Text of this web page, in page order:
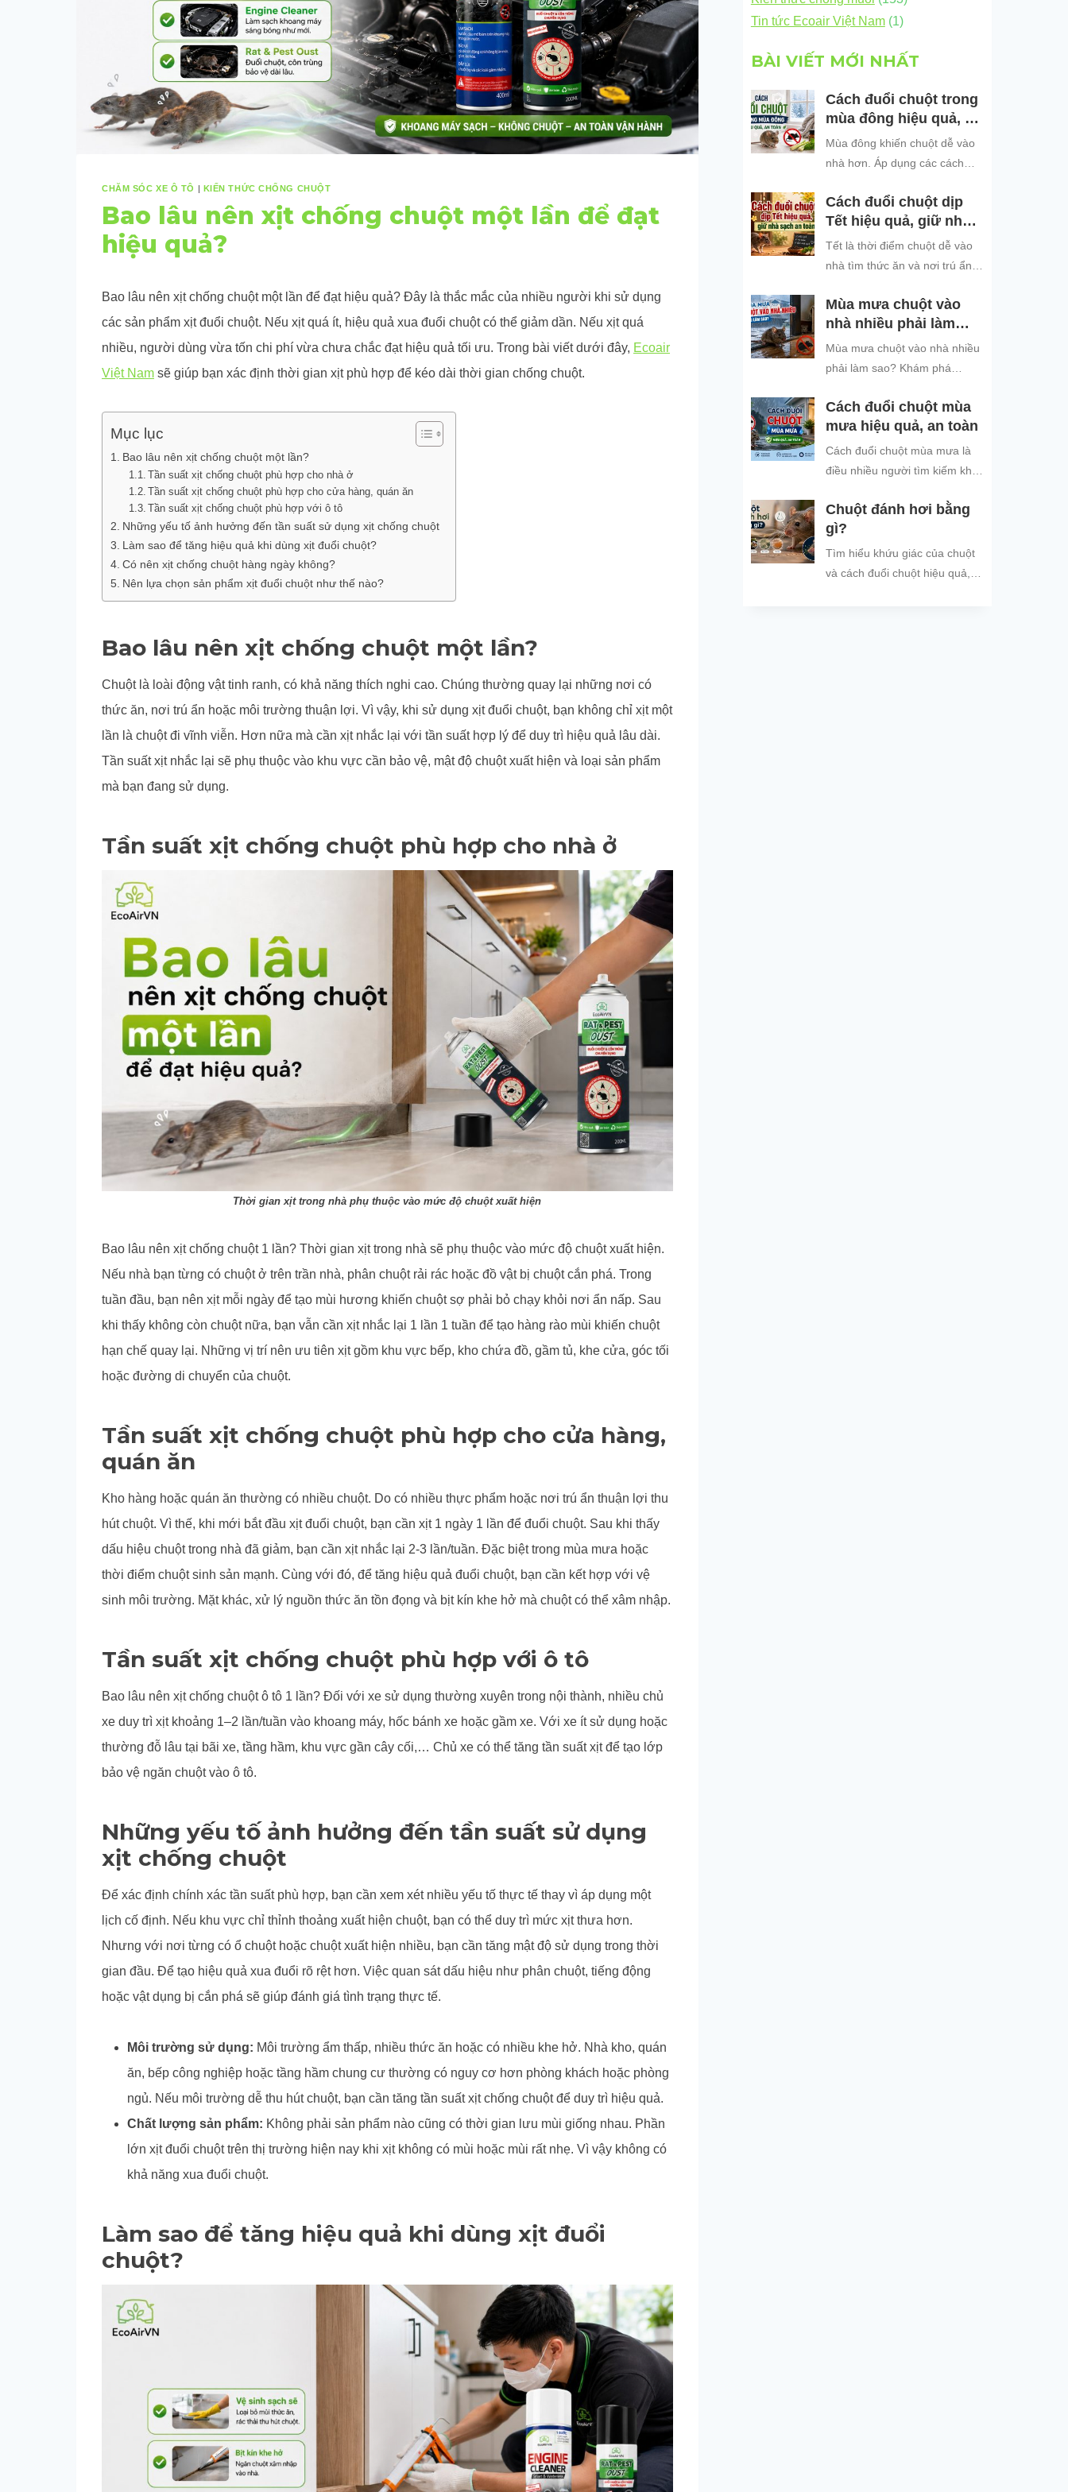
CHĂM SÓC XE Ô TÔ KIẾN THỨC CHỐNG CHUỘT
Bao lâu nên xịt chống chuột một lần để đạt
hiệu quả?
Bao lâu nên xịt chống chuột một lần để đạt hiệu quả? Đây là thắc mắc của nhiều người khi sử dụng
các sản phẩm xịt đuổi chuột. Nếu xịt quá ít, hiệu quả xua đuổi chuột có thể giảm dần. Nếu xịt quá
nhiều, người dùng vừa tốn chi phí vừa chưa chắc đạt hiệu quả tối ưu. Trong bài viết dưới đây, Ecoair
Việt Nam sẽ giúp bạn xác định thời gian xịt phù hợp để kéo dài thời gian chống chuột.
Mục lục
Bao lâu nên xịt chống chuột một lần?
Tần suất xịt chống chuột phù hợp cho nhà ở
Tần suất xịt chống chuột phù hợp cho cửa hàng, quán ăn
Tần suất xịt chống chuột phù hợp với ô tô
Những yếu tố ảnh hưởng đến tần suất sử dụng xịt chống chuột
Làm sao để tăng hiệu quả khi dùng xịt đuổi chuột?
Có nên xịt chống chuột hàng ngày không?
Nên lựa chọn sản phẩm xịt đuổi chuột như thế nào?
Bao lâu nên xịt chống chuột một lần?
Chuột là loài động vật tinh ranh, có khả năng thích nghi cao. Chúng thường quay lại những nơi có
thức ăn, nơi trú ẩn hoặc môi trường thuận lợi. Vì vậy, khi sử dụng xịt đuổi chuột, bạn không chỉ xịt một
lần là chuột đi vĩnh viễn. Hơn nữa mà cần xịt nhắc lại với tần suất hợp lý để duy trì hiệu quả lâu dài.
Tần suất xịt nhắc lại sẽ phụ thuộc vào khu vực cần bảo vệ, mật độ chuột xuất hiện và loại sản phẩm
mà bạn đang sử dụng.
Tần suất xịt chống chuột phù hợp cho nhà ở
Thời gian xịt trong nhà phụ thuộc vào mức độ chuột xuất hiện
Bao lâu nên xịt chống chuột 1 lần? Thời gian xịt trong nhà sẽ phụ thuộc vào mức độ chuột xuất hiện.
Nếu nhà bạn từng có chuột ở trên trần nhà, phân chuột rải rác hoặc đồ vật bị chuột cắn phá. Trong
tuần đầu, bạn nên xịt mỗi ngày để tạo mùi hương khiến chuột sợ phải bỏ chạy khỏi nơi ẩn nấp. Sau
khi thấy không còn chuột nữa, bạn vẫn cần xịt nhắc lại 1 lần 1 tuần để tạo hàng rào mùi khiến chuột
hạn chế quay lại. Những vị trí nên ưu tiên xịt gồm khu vực bếp, kho chứa đồ, gầm tủ, khe cửa, góc tối
hoặc đường di chuyển của chuột.
Tần suất xịt chống chuột phù hợp cho cửa hàng,
quán ăn
Kho hàng hoặc quán ăn thường có nhiều chuột. Do có nhiều thực phẩm hoặc nơi trú ẩn thuận lợi thu
hút chuột. Vì thế, khi mới bắt đầu xịt đuổi chuột, bạn cần xịt 1 ngày 1 lần để đuổi chuột. Sau khi thấy
dấu hiệu chuột trong nhà đã giảm, bạn cần xịt nhắc lại 2-3 lần/tuần. Đặc biệt trong mùa mưa hoặc
thời điểm chuột sinh sản mạnh. Cùng với đó, để tăng hiệu quả đuổi chuột, bạn cần kết hợp với vệ
sinh môi trường. Mặt khác, xử lý nguồn thức ăn tồn đọng và bịt kín khe hở mà chuột có thể xâm nhập.
Tần suất xịt chống chuột phù hợp với ô tô
Bao lâu nên xịt chống chuột ô tô 1 lần? Đối với xe sử dụng thường xuyên trong nội thành, nhiều chủ
xe duy trì xịt khoảng 1–2 lần/tuần vào khoang máy, hốc bánh xe hoặc gầm xe. Với xe ít sử dụng hoặc
thường đỗ lâu tại bãi xe, tầng hầm, khu vực gần cây cối,… Chủ xe có thể tăng tần suất xịt để tạo lớp
bảo vệ ngăn chuột vào ô tô.
Những yếu tố ảnh hưởng đến tần suất sử dụng
xịt chống chuột
Để xác định chính xác tần suất phù hợp, bạn cần xem xét nhiều yếu tố thực tế thay vì áp dụng một
lịch cố định. Nếu khu vực chỉ thỉnh thoảng xuất hiện chuột, bạn có thể duy trì mức xịt thưa hơn.
Nhưng với nơi từng có ổ chuột hoặc chuột xuất hiện nhiều, bạn cần tăng mật độ sử dụng trong thời
gian đầu. Để tạo hiệu quả xua đuổi rõ rệt hơn. Việc quan sát dấu hiệu như phân chuột, tiếng động
hoặc vật dụng bị cắn phá sẽ giúp đánh giá tình trạng thực tế.
Môi trường sử dụng: Môi trường ẩm thấp, nhiều thức ăn hoặc có nhiều khe hở. Nhà kho, quán
ăn, bếp công nghiệp hoặc tầng hầm chung cư thường có nguy cơ hơn phòng khách hoặc phòng
ngủ. Nếu môi trường dễ thu hút chuột, bạn cần tăng tần suất xịt chống chuột để duy trì hiệu quả.
Chất lượng sản phẩm: Không phải sản phẩm nào cũng có thời gian lưu mùi giống nhau. Phần
lớn xịt đuổi chuột trên thị trường hiện nay khi xịt không có mùi hoặc mùi rất nhẹ. Vì vậy không có
khả năng xua đuổi chuột.
Làm sao để tăng hiệu quả khi dùng xịt đuổi
chuột?
Tin tức Ecoair Việt Nam(1)
BÀI VIẾT MỚI NHẤT
Cách đuổi chuột trong
mùa đông hiệu quả, an
toàn
Mùa đông khiến chuột dễ vào
nhà hơn. Áp dụng các cách
để bảo vệ không gian sống
sạch sẽ.
Cách đuổi chuột dịp
Tết hiệu quả, giữ nhà
sạch an toàn
Tết là thời điểm chuột dễ vào
nhà tìm thức ăn và nơi trú ẩn.
chuột dịp Tết hiệu quả, an toàn
và dễ áp dụng để giữ không
gian sống sạch sẽ, bảo vệ gia
đình và đón năm mới an tâm.
Mùa mưa chuột vào
nhà nhiều phải làm
sao?
Mùa mưa chuột vào nhà nhiều
phải làm sao? Khám phá
ẩn khi trời mưa và các cách
đuổi chuột, ngăn chuột xâm
nhập hiệu quả, an toàn, giúp
bảo vệ không gian sống sạch
Cách đuổi chuột mùa
mưa hiệu quả, an toàn
Cách đuổi chuột mùa mưa là
điều nhiều người tìm kiếm khi
khiến tình trạng chuột vào nhà
trú...
Chuột đánh hơi bằng
gì?
Tìm hiểu khứu giác của chuột
và cách đuổi chuột hiệu quả,